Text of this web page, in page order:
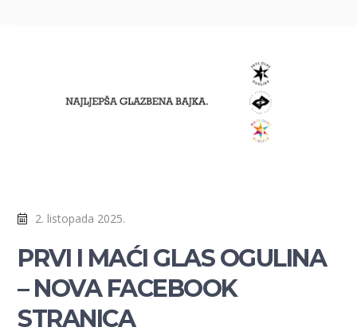
2. listopada 2025.
PRVI I MAĆI GLAS OGULINA
– NOVA FACEBOOK
STRANICA